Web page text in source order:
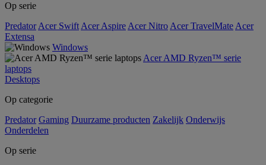
Op serie
Predator Acer Swift Acer Aspire Acer Nitro Acer TravelMate Acer
Extensa
Windows
Acer AMD Ryzen™ serie
laptops
Desktops
Op categorie
Predator Gaming Duurzame producten Zakelijk Onderwijs
Onderdelen
Op serie